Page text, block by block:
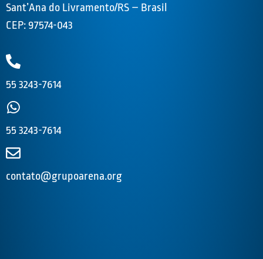
Sant’Ana do Livramento/RS – Brasil
CEP: 97574-043
55 3243-7614
55 3243-7614
contato@grupoarena.org